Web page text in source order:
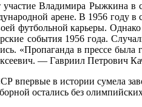
участие Владимира Рыжкина
арене. В 1956 году
футбольной карьеры.
события 1956 года.
«Пропаганда в прессе
— Гавриил Петрович
впервые в истории сумела
остались без